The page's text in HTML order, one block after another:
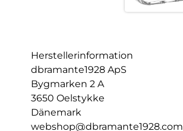
Herstellerinformation
dbramante1928 ApS
Bygmarken 2 A
3650 Oelstykke
Dänemark
webshop@dbramante1928.com